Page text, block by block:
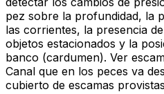
pez sobre la profundidad, la
las corrientes, la presencia
objetos estacionados y la
banco (cardumen). Ver
Canal que en los peces va
cubierto de escamas